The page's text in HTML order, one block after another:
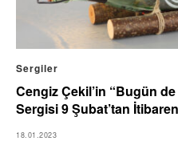
Sergiler
Cengiz Çekil’in “Bugün de
Sergisi 9 Şubat’tan
18.01.2023